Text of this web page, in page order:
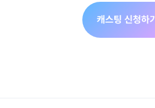
캐스팅 신청하기